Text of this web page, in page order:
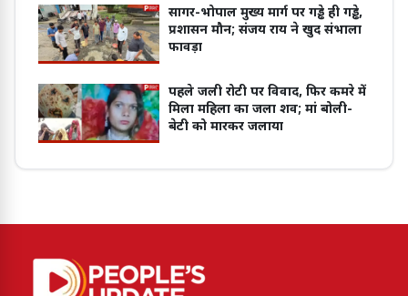
सागर-भोपाल मुख्य मार्ग पर गड्ढे ही गड्ढे,
प्रशासन मौन; संजय राय ने खुद संभाला
फावड़ा
पहले जली रोटी पर विवाद, फिर कमरे में
मिला महिला का जला शव; मां बोली-
बेटी को मारकर जलाया